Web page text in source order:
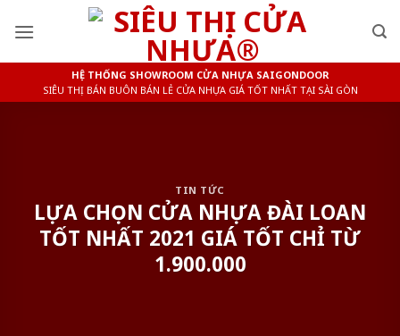
HỆ THỐNG SHOWROOM CỬA NHỰA SAIGONDOOR
SIÊU THỊ BÁN BUÔN BÁN LẺ CỬA NHỰA GIÁ TỐT NHẤT TẠI SÀI GÒN
TIN TỨC
LỰA CHỌN CỬA NHỰA ĐÀI LOAN
TỐT NHẤT 2021 GIÁ TỐT CHỈ TỪ
1.900.000